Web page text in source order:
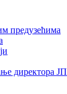
предузећима
директора ЈП